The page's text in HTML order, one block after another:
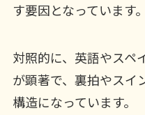
す要因となっています。
対照的に、英語やスペ
が顕著で、裏拍やスイ
構造になっています。